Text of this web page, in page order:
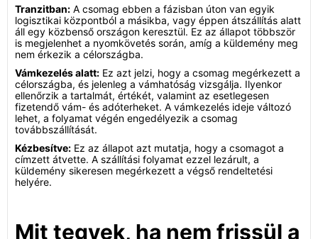
Tranzitban: A csomag ebben a fázisban úton van egyik
logisztikai központból a másikba, vagy éppen átszállítás alatt
áll egy közbenső országon keresztül. Ez az állapot többször
is megjelenhet a nyomkövetés során, amíg a küldemény meg
nem érkezik a célországba.
Vámkezelés alatt: Ez azt jelzi, hogy a csomag megérkezett a
célországba, és jelenleg a vámhatóság vizsgálja. Ilyenkor
ellenőrzik a tartalmát, értékét, valamint az esetlegesen
fizetendő vám- és adóterheket. A vámkezelés ideje változó
lehet, a folyamat végén engedélyezik a csomag
továbbszállítását.
Kézbesítve: Ez az állapot azt mutatja, hogy a csomagot a
címzett átvette. A szállítási folyamat ezzel lezárult, a
küldemény sikeresen megérkezett a végső rendeltetési
helyére.
Mit tegyek, ha nem frissül a